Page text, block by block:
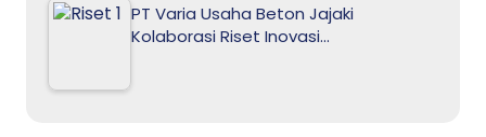
PT Varia Usaha Beton Jajaki
Kolaborasi Riset Inovasi…